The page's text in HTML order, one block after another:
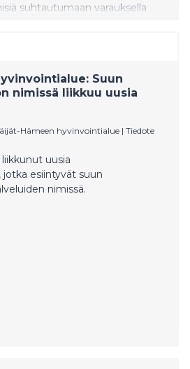
suhtautumaan varauksella
Suun
nimissä liikkuu uusia
Hämeen hyvinvointialue | Tiedote
uusia
esiintyvät suun
nimissä.